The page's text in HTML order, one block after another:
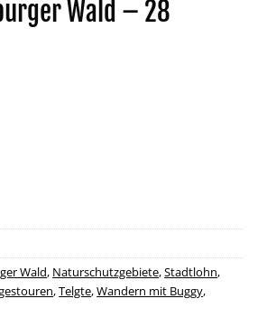
Wald – 28
Wald, Naturschutzgebiete,Stadtlohn,
,Telgte,Wandern mit Buggy,